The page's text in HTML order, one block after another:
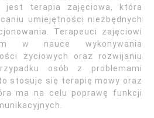
jest terapia zajęciowa, która
umiejętności niezbędnych
Terapeuci zajęciowi
w nauce wykonywania
życiowych oraz rozwijaniu
osób z problemami
stosuje się terapię mowy oraz
ma na celu poprawę funkcji